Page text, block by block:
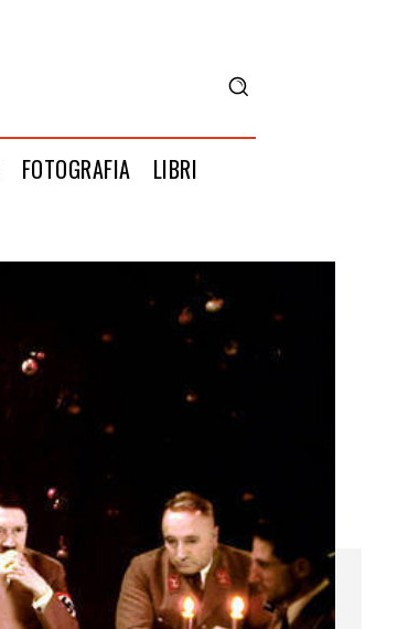
FOTOGRAFIA LIBRI